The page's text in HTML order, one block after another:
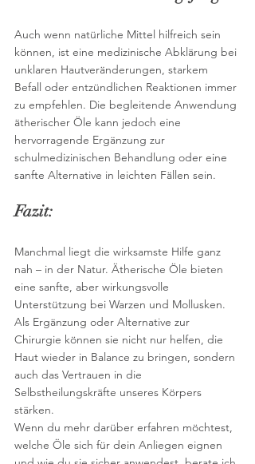
Auch wenn natürliche Mittel hilfreich sein
können, ist eine medizinische Abklärung bei
unklaren Hautveränderungen, starkem
Befall oder entzündlichen Reaktionen immer
zu empfehlen. Die begleitende Anwendung
ätherischer Öle kann jedoch eine
hervorragende Ergänzung zur
schulmedizinischen Behandlung oder eine
sanfte Alternative in leichten Fällen sein.
Fazit:
Manchmal liegt die wirksamste Hilfe ganz
nah – in der Natur. Ätherische Öle bieten
eine sanfte, aber wirkungsvolle
Unterstützung bei Warzen und Mollusken.
Als Ergänzung oder Alternative zur
Chirurgie können sie nicht nur helfen, die
Haut wieder in Balance zu bringen, sondern
auch das Vertrauen in die
Selbstheilungskräfte unseres Körpers
stärken.
Wenn du mehr darüber erfahren möchtest,
welche Öle sich für dein Anliegen eignen